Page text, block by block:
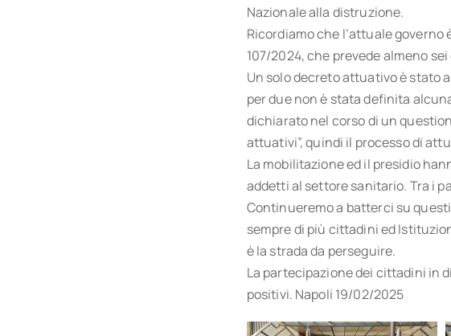
Nazionale alla distruzione.
Ricordiamo che l’attuale
107/2024, che prevede almeno
Un solo decreto attuativo è stato
per due non è stata definita
dichiarato nel corso di un
attuativi”, quindi il processo di
La mobilitazione ed il presidio
addetti al settore sanitario. Tra i
Continueremo a batterci su
sempre di più cittadini ed
è la strada da perseguire.
La partecipazione dei cittadini in
positivi. Napoli 19/02/2025